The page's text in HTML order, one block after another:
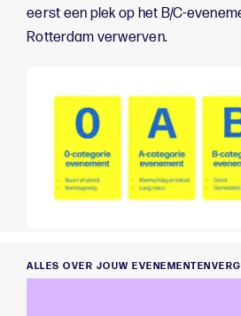
eerst een plek op het B/C-
Rotterdam verwerven.
ALLES OVER JOUW